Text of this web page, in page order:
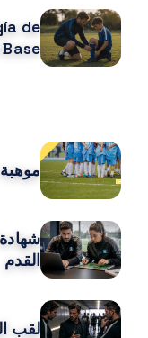
de
القدم
لقب